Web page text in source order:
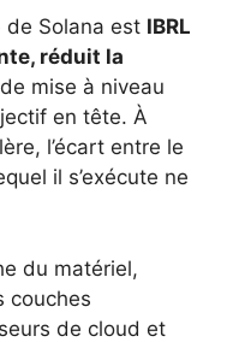
de Solana est IBRL
réduit la
mise à niveau
en tête. À
l’écart entre le
il s’exécute ne
du matériel,
couches
de cloud et